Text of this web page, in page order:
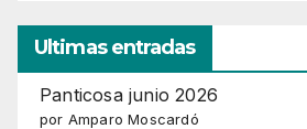
Ultimas entradas
Panticosa junio 2026
por Amparo Moscardó